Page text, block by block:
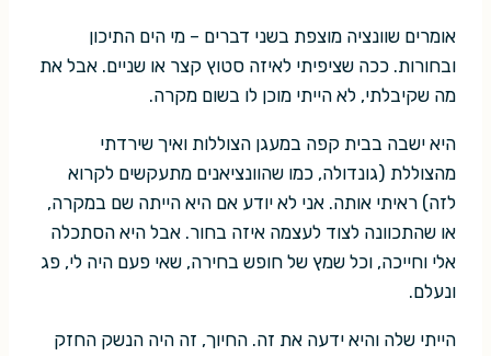
אומרים שוונציה מוצפת בשני דברים – מי הים התיכון
ובחורות. ככה שציפיתי לאיזה סטוץ קצר או שניים. אבל את
מה שקיבלתי, לא הייתי מוכן לו בשום מקרה.
היא ישבה בבית קפה במעגן הצוללות ואיך שירדתי
מהצוללת (גונדולה, כמו שהוונציאנים מתעקשים לקרוא
לזה) ראיתי אותה. אני לא יודע אם היא הייתה שם במקרה,
או שהתכוונה לצוד לעצמה איזה בחור. אבל היא הסתכלה
אלי וחייכה, וכל שמץ של חופש בחירה, שאי פעם היה לי, פג
ונעלם.
הייתי שלה והיא ידעה את זה. החיוך, זה היה הנשק החזק